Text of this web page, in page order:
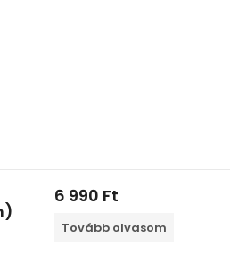
6 990 Ft
Tovább olvasom